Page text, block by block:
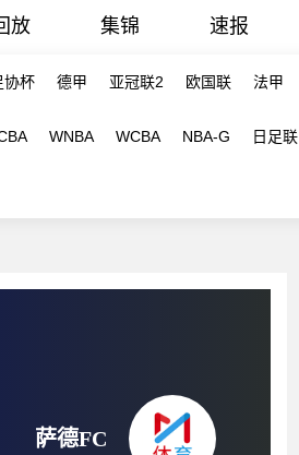
放 集锦 速报
协杯 德甲 亚冠联2 欧国联 法甲
WNBA WCBA NBA-G 日足联
萨德FC